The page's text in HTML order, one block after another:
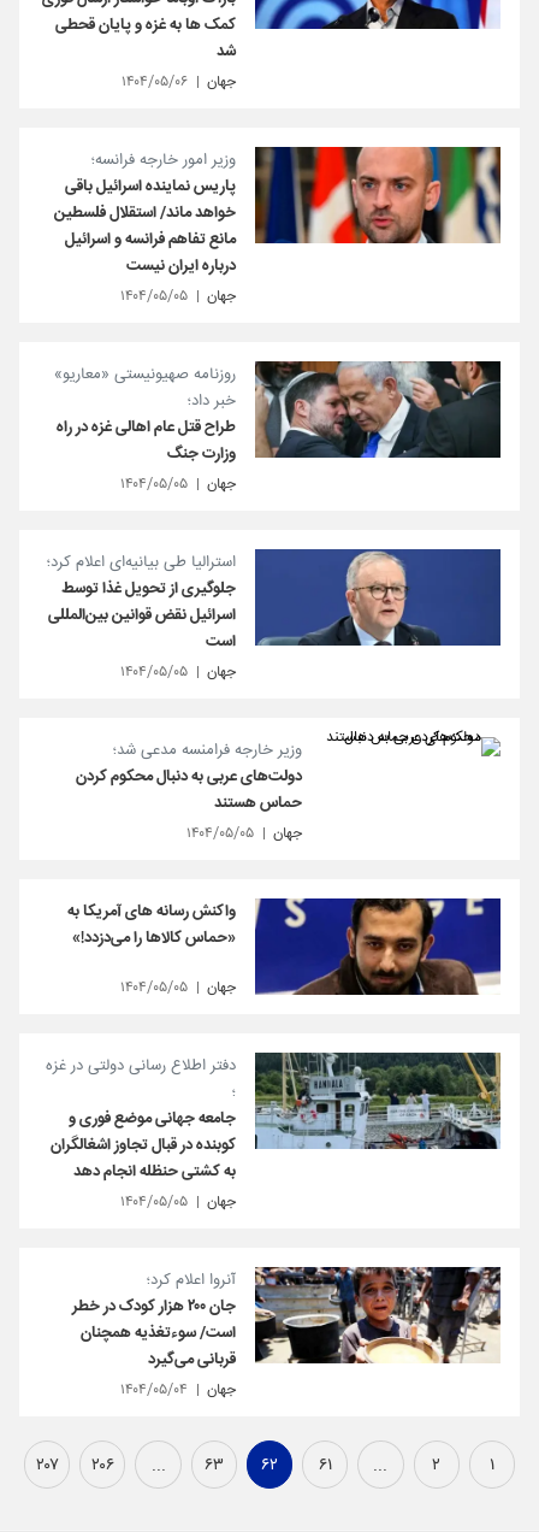
کمک ها به غزه و پایان قحطی
شد
جهان ۱۴۰۴/۰۵/۰۶
وزیر امور خارجه فرانسه؛
پاریس نماینده اسرائیل باقی
خواهد ماند/ استقلال فلسطین
مانع تفاهم فرانسه و اسرائیل
درباره ایران نیست
جهان ۱۴۰۴/۰۵/۰۵
روزنامه صهیونیستی «معاریو»
خبر داد؛
طراح قتل عام اهالی غزه در راه
وزارت جنگ
جهان ۱۴۰۴/۰۵/۰۵
استرالیا طی بیانیه‌ای اعلام کرد؛
جلوگیری از تحویل غذا توسط
اسرائیل نقض قوانین بین‌المللی
است
جهان ۱۴۰۴/۰۵/۰۵
وزیر خارجه فرامنسه مدعی شد؛
دولت‌های عربی به دنبال محکوم کردن
حماس هستند
جهان ۱۴۰۴/۰۵/۰۵
واکنش رسانه های آمریکا به
«حماس کالاها را می‌دزدد!»
جهان ۱۴۰۴/۰۵/۰۵
دفتر اطلاع رسانی دولتی در غزه
؛
جامعه جهانی موضع فوری و
کوبنده در قبال تجاوز اشغالگران
به کشتی حنظله انجام دهد
جهان ۱۴۰۴/۰۵/۰۵
آنروا اعلام کرد؛
جان ۲۰۰ هزار کودک در خطر
است/ سوءتغذیه همچنان
قربانی می‌گیرد
جهان ۱۴۰۴/۰۵/۰۴
۱ ۲ ... ۶۱ ۶۲ ۶۳ ... ۲۰۶ ۲۰۷